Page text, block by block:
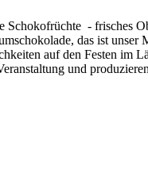
Schokofrüchte - frisches
das ist unser
auf den Festen im
und